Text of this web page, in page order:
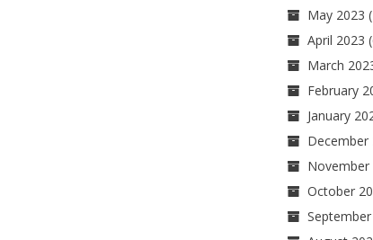
May 2023
April 2023
March
February
January
December
November
October